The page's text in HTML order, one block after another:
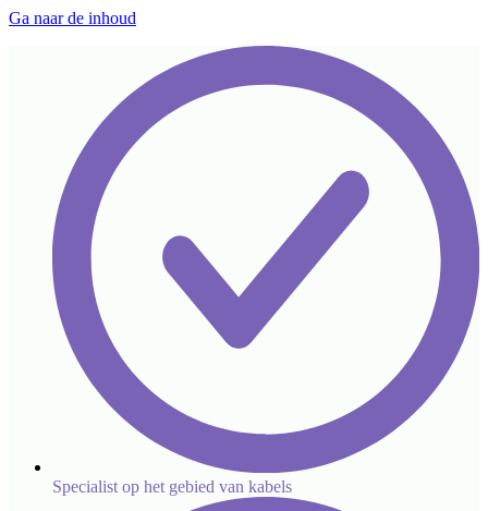
Ga naar de inhoud
Specialist op het gebied van kabels